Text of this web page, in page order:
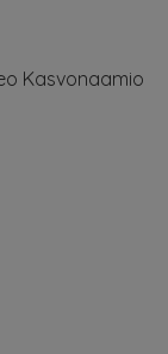
Kasvonaamio